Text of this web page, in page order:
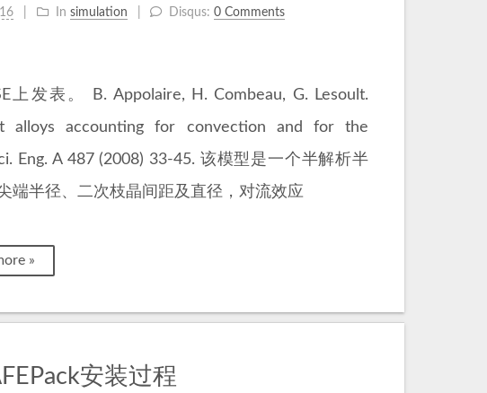
In simulation Disqus:0 Comments
发表。 B. Appolaire, H. Combeau, G. Lesoult.
alloys accounting for convection and for the
Eng. A 487 (2008) 33-45. 该模型是一个半解析半
端半径、二次枝晶间距及直径，对流效应
»
安装过程